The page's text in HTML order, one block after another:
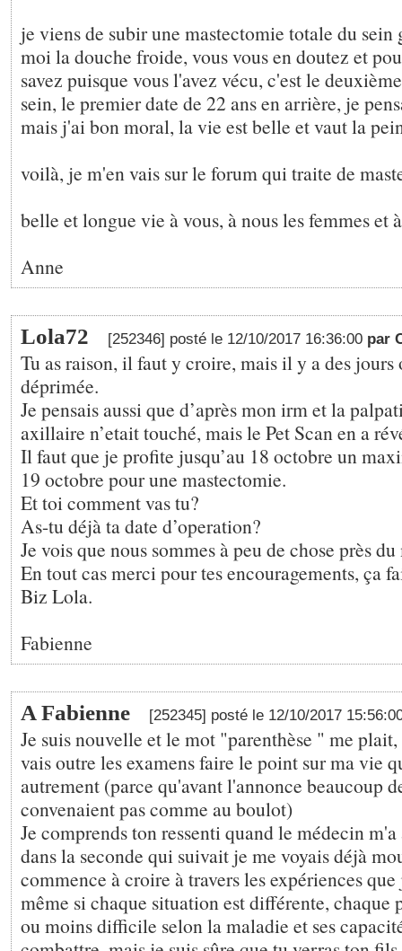
je viens de subir une mastectomie totale du sein
moi la douche froide, vous vous en doutez et
savez puisque vous l'avez vécu, c'est le
sein, le premier date de 22 ans en arrière, je
mais j'ai bon moral, la vie est belle et vaut la
voilà, je m'en vais sur le forum qui traite de
belle et longue vie à vous, à nous les femmes et
Anne
Lola72 [252346] posté le 12/10/2017 16:36:00 par
Tu as raison, il faut y croire, mais il y a des jours
déprimée.
Je pensais aussi que d’après mon irm et la
axillaire n’etait touché, mais le Pet Scan en a
Il faut que je profite jusqu’au 18 octobre un
19 octobre pour une mastectomie.
Et toi comment vas tu?
As-tu déjà ta date d’operation?
Je vois que nous sommes à peu de chose près
En tout cas merci pour tes encouragements, ça
Biz Lola.
Fabienne
A Fabienne [252345] posté le 12/10/2017
Je suis nouvelle et le mot "parenthèse " me plait,
vais outre les examens faire le point sur ma vie
autrement (parce qu'avant l'annonce beaucoup
convenaient pas comme au boulot)
Je comprends ton ressenti quand le médecin
dans la seconde qui suivait je me voyais déjà
commence à croire à travers les expériences
même si chaque situation est différente, chaque
ou moins difficile selon la maladie et ses